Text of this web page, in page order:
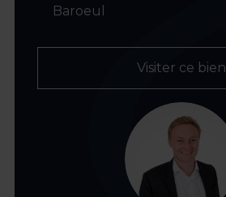
Baroeul
Visiter ce bien